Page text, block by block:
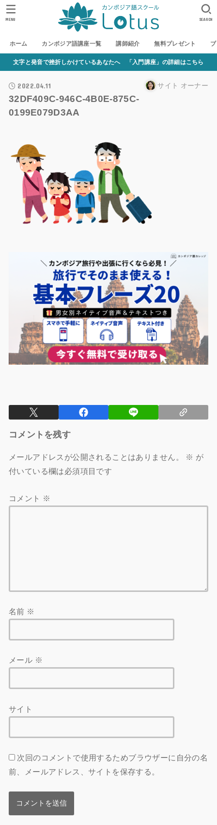
ホーム カンボジア語講座一覧 講師紹介 無料プレゼント
SEARCH
MENU
文字と発音で挫折しかけているあなたへ 「入門講座」の詳細はこちら
2022.04.11 サイト オーナー
32DF409C-946C-4B0E-875C-
0199E079D3AA
コメントを残す
メールアドレスが公開されることはありません。 ※ が
付いている欄は必須項目です
コメント ※
名前 ※
メール ※
サイト
次回のコメントで使用するためブラウザーに自分の名
前、メールアドレス、サイトを保存する。